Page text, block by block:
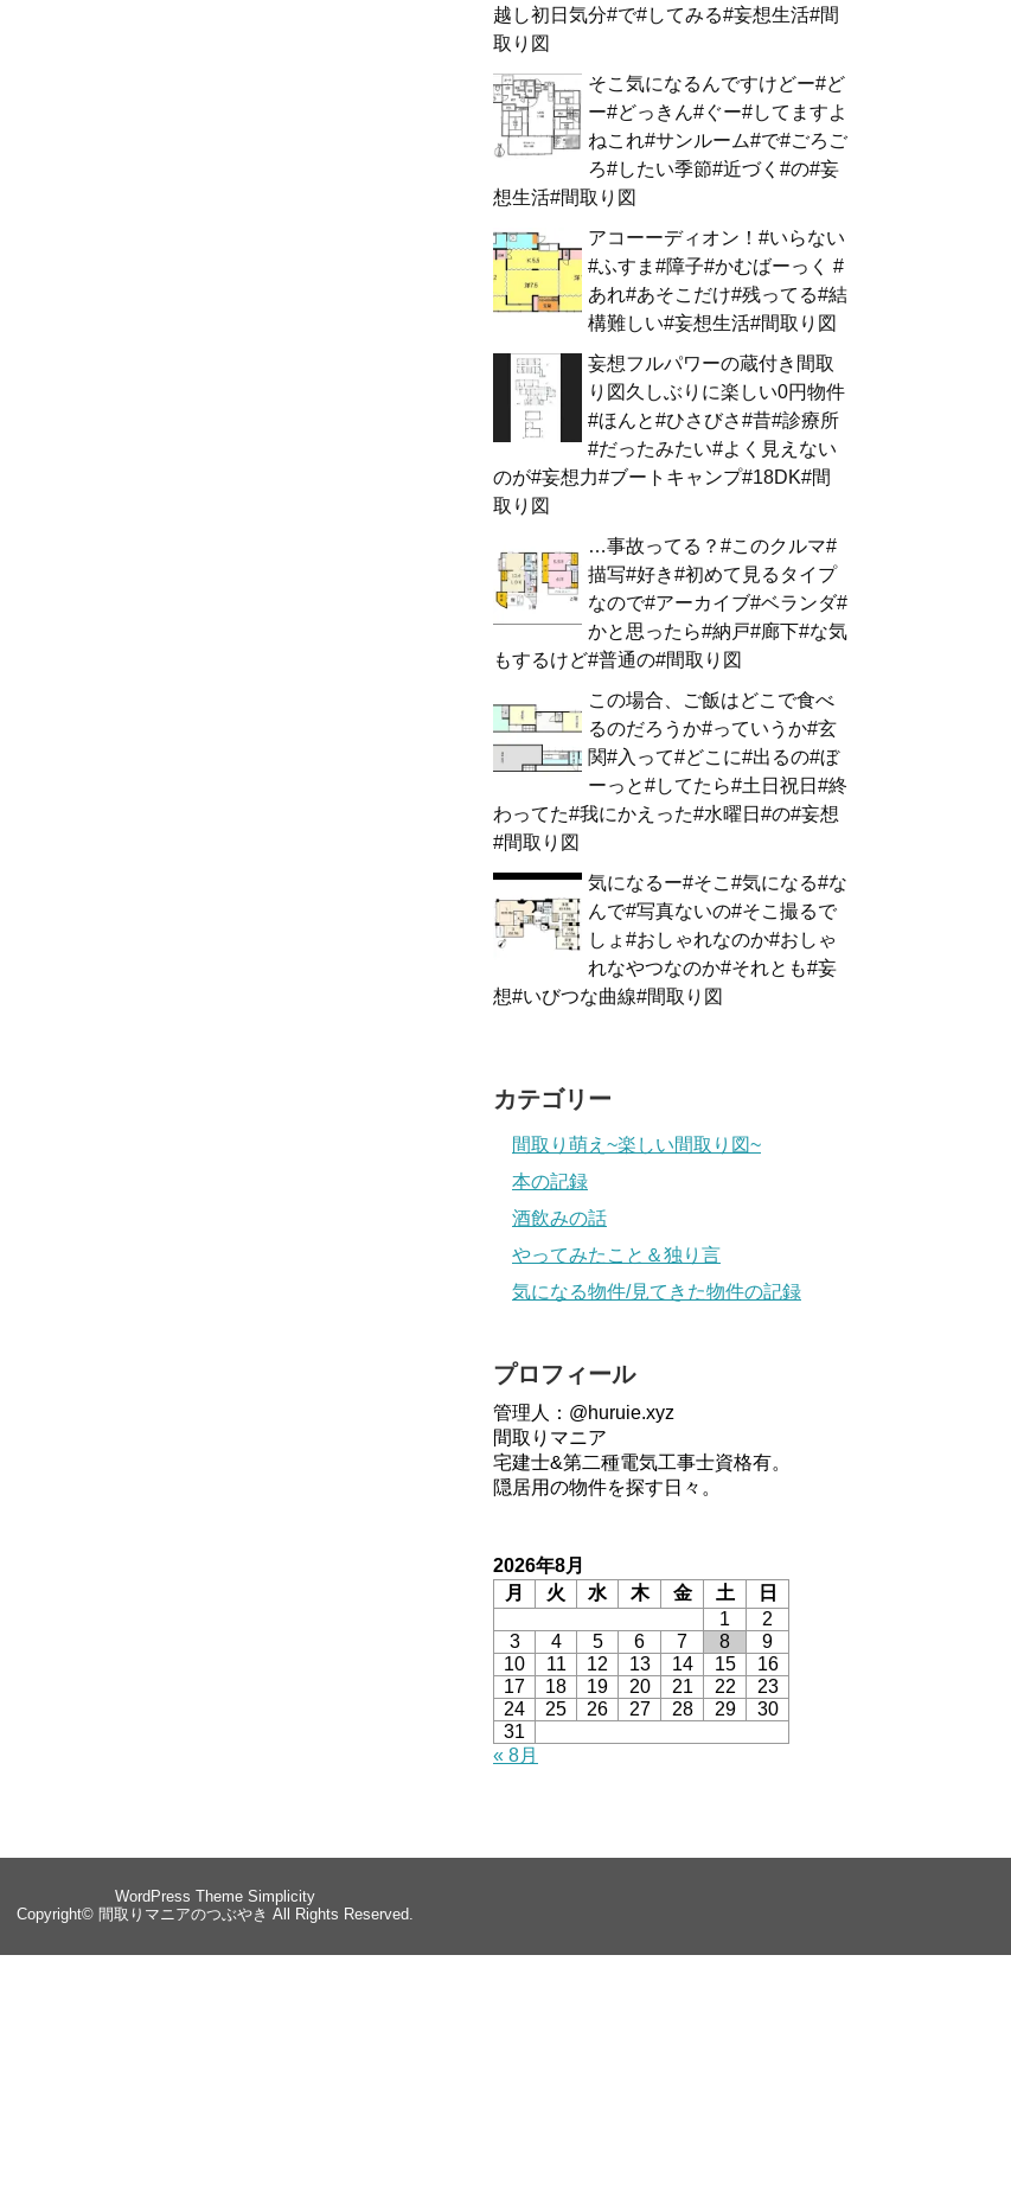
越し初日気分#で#してみる#妄想生活#間
取り図
そこ気になるんですけどー#ど
ー#どっきん#ぐー#してますよ
ねこれ#サンルーム#で#ごろご
ろ#したい季節#近づく#の#妄
想生活#間取り図
アコーーディオン！#いらない
#ふすま#障子#かむばーっく #
あれ#あそこだけ#残ってる#結
構難しい#妄想生活#間取り図
妄想フルパワーの蔵付き間取
り図久しぶりに楽しい0円物件
#ほんと#ひさびさ#昔#診療所
#だったみたい#よく見えない
のが#妄想力#ブートキャンプ#18DK#間
取り図
…事故ってる？#このクルマ#
描写#好き#初めて見るタイプ
なので#アーカイブ#ベランダ#
かと思ったら#納戸#廊下#な気
もするけど#普通の#間取り図
この場合、ご飯はどこで食べ
るのだろうか#っていうか#玄
関#入って#どこに#出るの#ぼ
ーっと#してたら#土日祝日#終
わってた#我にかえった#水曜日#の#妄想
#間取り図
気になるー#そこ#気になる#な
んで#写真ないの#そこ撮るで
しょ#おしゃれなのか#おしゃ
れなやつなのか#それとも#妄
想#いびつな曲線#間取り図
カテゴリー
間取り萌え~楽しい間取り図~
本の記録
酒飲みの話
やってみたこと＆独り言
気になる物件/見てきた物件の記録
プロフィール
管理人：@huruie.xyz
間取りマニア
宅建士&第二種電気工事士資格有。
隠居用の物件を探す日々。
2026年8月
月
火 水 木 金 土
日
1
2
3
4 5 6 7 8
9
10
11 12 13 14 15
16
17
18 19 20 21 22
23
24
25 26 27 28 29
30
31
« 8月
WordPress Theme Simplicity
Copyright© 間取りマニアのつぶやき All Rights Reserved.